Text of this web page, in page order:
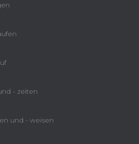
- zeiten
und - weisen